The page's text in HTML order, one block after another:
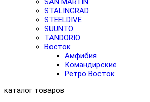
STALINGRAD
STEELDIVE
SUUNTO
TANDORIO
Восток
Амфибия
Командирские
Ретро Восток
каталог товаров